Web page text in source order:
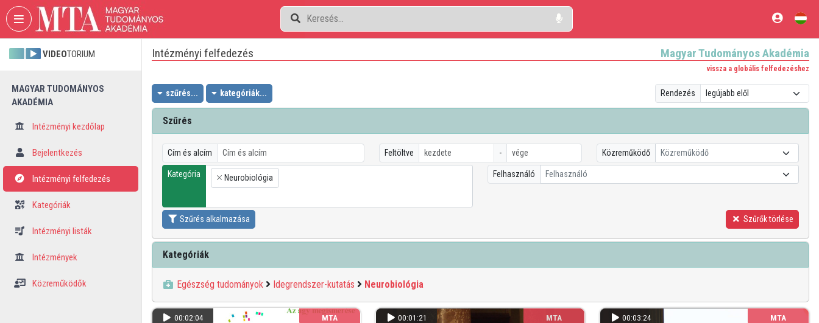
Fejléc kihagyása Menü kihagyása Tartalom kihagyása
VIDEOTORIUM
MAGYAR TUDOMÁNYOS
AKADÉMIA
Intézményi kezdőlap
Bejelentkezés
Intézményi felfedezés
Kategóriák
Intézményi listák
Intézmények
Közreműködők
Intézményi felfedezés Magyar Tudományos Akadémia
vissza a globális felfedezéshez
szűrés... kategóriák... Rendezés
Szűrés
Cím és alcím Feltöltve - Közreműködő Közreműködő
Kategória
×
Neurobiológia Felhasználó Felhasználó
Szűrés alkalmazása Szűrők törlése
Kategóriák
Egészség tudományok Idegrendszer-kutatás Neurobiológia
00:02:04 MTA 00:01:21 MTA 00:03:24 MTA